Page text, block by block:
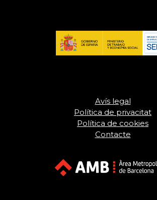
Avís legal
Política de privacitat
Política de cookies
Contacte